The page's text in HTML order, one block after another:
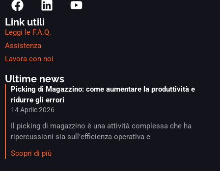
Link utili
Leggi le F.A.Q.
Assistenza
Lavora con noi
Ultime news
Picking di Magazzino: come aumentare la produttività e
ridurre gli errori
14 Aprile 2026
Il picking di magazzino è una attività complessa che ha
ripercussioni sia sull’efficienza operativa e
Scopri di più